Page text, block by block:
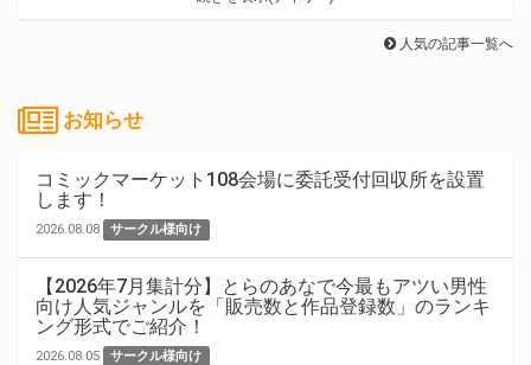
人気の記事一覧へ
お知らせ
コミックマーケット108会場に委託受付回収所を設置
します！
2026.08.08 サークル様向け
【2026年7月集計分】とらのあなで今最もアツい男性
向け人気ジャンルを「販売数と作品登録数」のランキ
ング形式でご紹介！
2026.08.05 サークル様向け